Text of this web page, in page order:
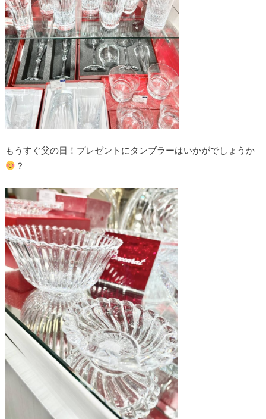
もうすぐ父の日！プレゼントにタンブラーはいかがでしょうか
？